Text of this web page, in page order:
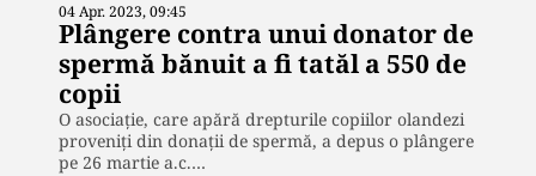
04 Apr. 2023, 09:45
Plângere contra unui donator de
spermă bănuit a fi tatăl a 550 de
copii
O asociație, care apără drepturile copiilor olandezi
proveniți din donații de spermă, a depus o plângere
pe 26 martie a.c.…